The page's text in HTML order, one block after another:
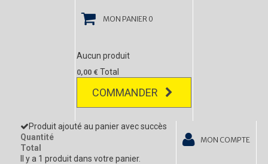
MON PANIER 0
Aucun produit
0,00 € Total
COMMANDER
Produit ajouté au panier avec succès
Quantité
Total
Il y a 1 produit dans votre panier.
MON COMPTE